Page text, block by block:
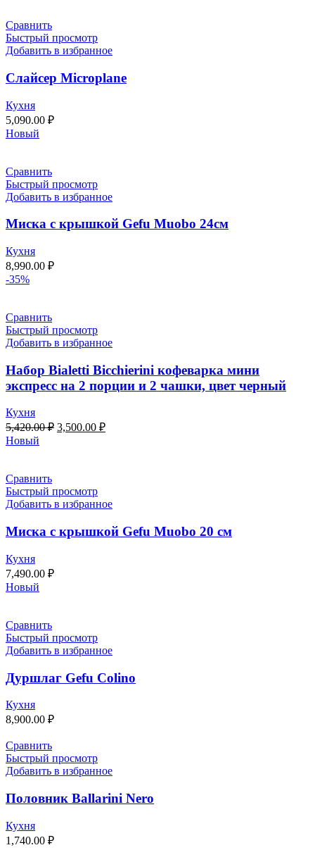
Сравнить
Быстрый просмотр
Добавить в избранное
Слайсер Microplane
Кухня
5,090.00 ₽
Новый
Сравнить
Быстрый просмотр
Добавить в избранное
Миска с крышкой Gefu Мuоbо 24см
Кухня
8,990.00 ₽
-35%
Сравнить
Быстрый просмотр
Добавить в избранное
Набор Bialetti Bicchierini кофеварка мини
экспресс на 2 порции и 2 чашки, цвет черный
Кухня
5,420.00₽ 3,500.00 ₽
Новый
Сравнить
Быстрый просмотр
Добавить в избранное
Миска с крышкой Gefu Мuоbо 20 см
Кухня
7,490.00 ₽
Новый
Сравнить
Быстрый просмотр
Добавить в избранное
Дуршлаг Gefu Colino
Кухня
8,900.00 ₽
Сравнить
Быстрый просмотр
Добавить в избранное
Половник Ballarini Nero
Кухня
1,740.00 ₽